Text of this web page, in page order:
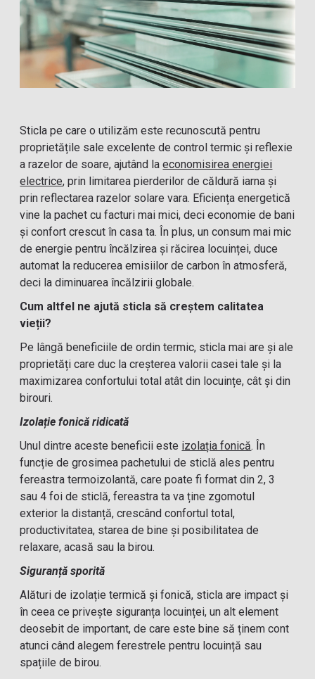
Sticla pe care o utilizăm este recunoscută pentru
proprietățile sale excelente de control termic și reflexie
a razelor de soare, ajutând laeconomisirea energiei
electrice, prin limitarea pierderilor de căldură iarna și
prin reflectarea razelor solare vara. Eficiența energetică
vine la pachet cu facturi mai mici, deci economie de bani
și confort crescut în casa ta. În plus, un consum mai mic
de energie pentru încălzirea și răcirea locuinței, duce
automat la reducerea emisiilor de carbon în atmosferă,
deci la diminuarea încălzirii globale.
Cum altfel ne ajută sticla să creștem calitatea
vieții?
Pe lângă beneficiile de ordin termic, sticla mai are și ale
proprietăți care duc la creșterea valorii casei tale și la
maximizarea confortului total atât din locuințe, cât și din
birouri.
Izolație fonică ridicată
Unul dintre aceste beneficii este izolația fonică. În
funcție de grosimea pachetului de sticlă ales pentru
fereastra termoizolantă, care poate fi format din 2, 3
sau 4 foi de sticlă, fereastra ta va ține zgomotul
exterior la distanță, crescând confortul total,
productivitatea, starea de bine și posibilitatea de
relaxare, acasă sau la birou.
Siguranță sporită
Alături de izolație termică și fonică, sticla are impact și
în ceea ce privește siguranța locuinței, un alt element
deosebit de important, de care este bine să ținem cont
atunci când alegem ferestrele pentru locuință sau
spațiile de birou.